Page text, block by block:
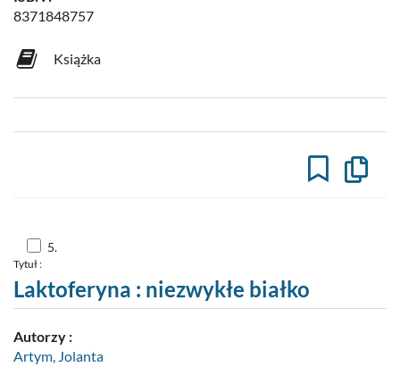
8371848757
Książka
Skocz
do
nr
5
5.
Tytuł :
Laktoferyna : niezwykłe białko
Autorzy :
Artym, Jolanta